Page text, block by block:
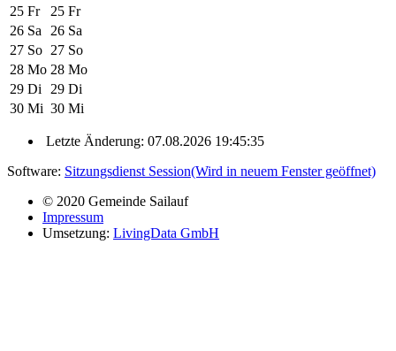
25 Fr 25 Fr
26 Sa 26 Sa
27 So 27 So
28 Mo 28 Mo
29 Di 29 Di
30 Mi 30 Mi
Letzte Änderung: 07.08.2026 19:45:35
Software: Sitzungsdienst Session(Wird in neuem Fenster geöffnet)
© 2020 Gemeinde Sailauf
Impressum
Umsetzung: LivingData GmbH